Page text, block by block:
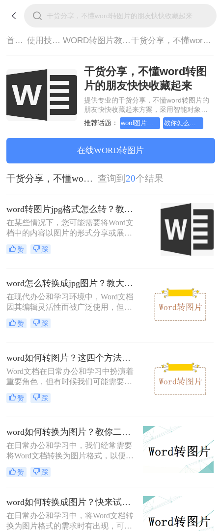
首页> 使用技巧> WORD转图片教程> 干货分享，不懂word转图片的朋友快快收藏起来
干货分享，不懂word转图
片的朋友快快收藏起来
提供专业的干货分享，不懂word转图片的
朋友快快收藏起来方案，采用智能对象流
重构技术，确保文档1:1高保真还原且排版
不乱码。支持一键批量处理，全链路 SSL
加密保障隐私安全。助您快速实现干货分
享，不懂word转图片的朋友快快收藏起
来，无需安装，高效办公。
推荐话题： word图片怎么转jpg格式转换器
在线WORD转图片
干货分享，不懂word转图片的朋友快快收藏起来 查询到 20个结果
word转图片jpg格式怎么转？教你三招轻松转换！
在某些情况下，您可能需要将Word文
档中的内容以图片的形式分享或展
示。这不仅有助于保护文档内容不被
编辑，还能确保格式的一致性，特别
种不同的方法来实现Word文档到JPG
图片的转换。
赞 踩
word怎么转换成jpg图片？教大家二种简单好用的转换方法!
在现代办公和学习环境中，Word文档
因其编辑灵活性而被广泛使用，但有
时为了满足特定的需求，比如用于展
示、印刷或保护内容不被修改，我们
像格式，具备文件小、易于网络传输
等特点，非常适合分享和存档。那么
word怎么转换成jpg图片呢？本文将介
赞 踩
word如何转图片？这四个方法你一定要知道！
Word文档在日常办公和学习中扮演着
重要角色，但有时候我们可能需要将
其转换为图片格式以满足特定的需
求。那么word如何转图片呢？本文将
赞 踩
word如何转换为图片？教你二种常用转换方法！
在日常办公和学习中，我们经常需要
将Word文档转换为图片格式，以便更
好地进行分享、展示或保存。那么
word如何转换为图片呢？本文将介绍
赞 踩
word如何转换成图片？快来试试这3个方法！
在日常办公和学习中，将Word文档转
换为图片格式的需求时有出现，可能